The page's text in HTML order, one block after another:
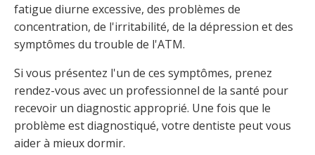
fatigue diurne excessive, des problèmes de
concentration, de l'irritabilité, de la dépression et des
symptômes du trouble de l'ATM.
Si vous présentez l'un de ces symptômes, prenez
rendez-vous avec un professionnel de la santé pour
recevoir un diagnostic approprié. Une fois que le
problème est diagnostiqué, votre dentiste peut vous
aider à mieux dormir.